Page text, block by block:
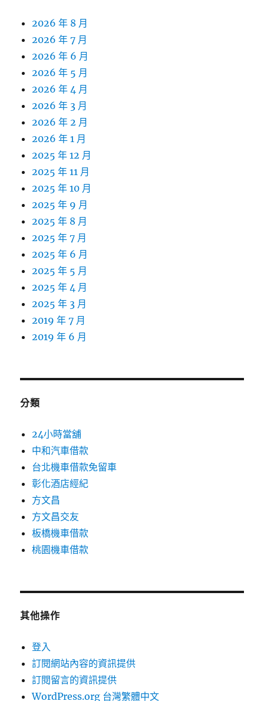
2026 年 8 月
2026 年 7 月
2026 年 6 月
2026 年 5 月
2026 年 4 月
2026 年 3 月
2026 年 2 月
2026 年 1 月
2025 年 12 月
2025 年 11 月
2025 年 10 月
2025 年 9 月
2025 年 8 月
2025 年 7 月
2025 年 6 月
2025 年 5 月
2025 年 4 月
2025 年 3 月
2019 年 7 月
2019 年 6 月
分類
24小時當舖
中和汽車借款
台北機車借款免留車
彰化酒店經紀
方文昌
方文昌交友
板橋機車借款
桃園機車借款
其他操作
登入
訂閱網站內容的資訊提供
訂閱留言的資訊提供
WordPress.org 台灣繁體中文